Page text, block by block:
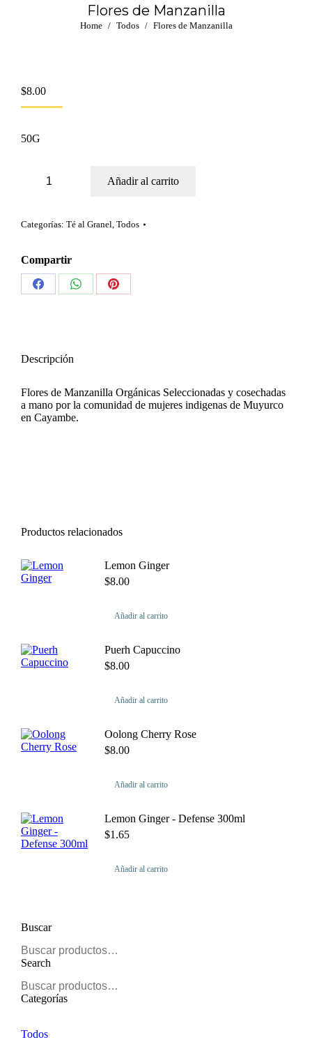
Flores de Manzanilla
You are here:
Home Todos Flores de Manzanilla
$8.00
50G
Añadir al carrito
Categorías: Té al Granel, Todos
Compartir
Share
Share
Share
Descripción
Flores de Manzanilla Orgánicas Seleccionadas y cosechadas
a mano por la comunidad de mujeres indigenas de Muyurco
en Cayambe.
Productos relacionados
Lemon Ginger
$8.00
Añadir al carrito
Puerh Capuccino
$8.00
Añadir al carrito
Oolong Cherry Rose
$8.00
Añadir al carrito
Lemon Ginger - Defense 300ml
$1.65
Añadir al carrito
Buscar
Search
Categorías
Todos